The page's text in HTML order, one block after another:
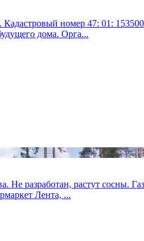
номер 47: 01:
дома. Орга...
разработан, растут сосны.
Лента, ...